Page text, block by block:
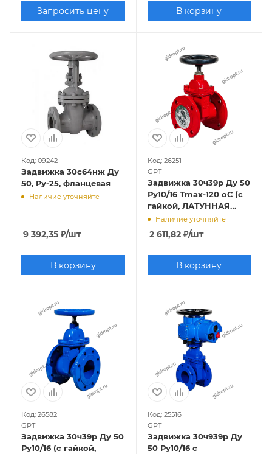
Запросить цену В корзину
Код: 09242
Задвижка 30с64нж Ду
50, Ру-25, фланцевая
Наличие уточняйте
9 392,35 ₽/шт
В корзину
Код: 26251
GPT
Задвижка 30ч39р Ду 50
Ру10/16 Tmax-120 оС (с
гайкой, ЛАТУННАЯ
гайка на клине)
КРАСНАЯ
Наличие уточняйте
2 611,82₽/шт
В корзину
Код: 26582
GPT
Задвижка 30ч39р Ду 50
Ру10/16 (с гайкой,
Код: 25516
GPT
Задвижка 30ч939р Ду
50 Ру10/16 с